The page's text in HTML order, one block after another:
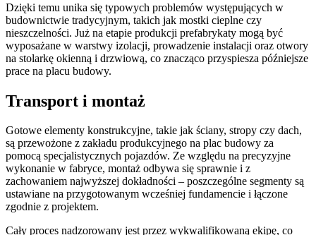
Dzięki temu unika się typowych problemów występujących w
budownictwie tradycyjnym, takich jak mostki cieplne czy
nieszczelności. Już na etapie produkcji prefabrykaty mogą być
wyposażane w warstwy izolacji, prowadzenie instalacji oraz otwory
na stolarkę okienną i drzwiową, co znacząco przyspiesza późniejsze
prace na placu budowy.
Transport i montaż
Gotowe elementy konstrukcyjne, takie jak ściany, stropy czy dach,
są przewożone z zakładu produkcyjnego na plac budowy za
pomocą specjalistycznych pojazdów. Ze względu na precyzyjne
wykonanie w fabryce, montaż odbywa się sprawnie i z
zachowaniem najwyższej dokładności – poszczególne segmenty są
ustawiane na przygotowanym wcześniej fundamencie i łączone
zgodnie z projektem.
Cały proces nadzorowany jest przez wykwalifikowaną ekipę, co